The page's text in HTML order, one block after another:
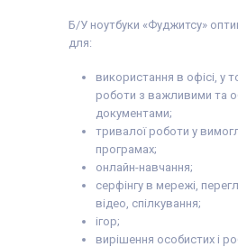
Б/У ноутбуки «Фуджитсу»
для:
використання в офісі, у
роботи з важливими та
документами;
тривалої роботи у
програмах;
онлайн-навчання;
серфінгу в мережі,
відео, спілкування;
ігор;
вирішення особистих і